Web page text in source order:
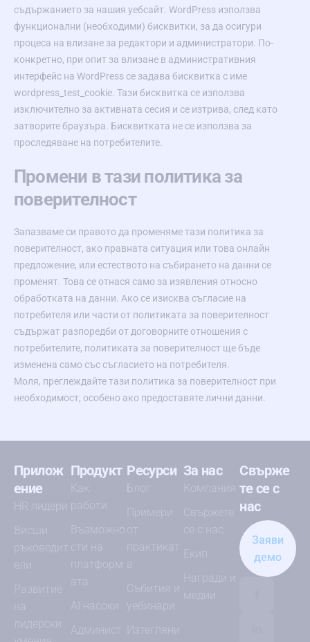
съдържанието за нашия уебсайт. WordPress използва
функционални (необходими) бисквитки, за да осигури
процеса на влизане за редактори и администратори. По-
конкретно, при опит за влизане в административния
интерфейс на WordPress се задава бисквитка с име
wordpress_test_cookie. Тази бисквитка се използва
изключително за активната сесия и се изтрива, след като
затворите браузъра. Бисквитката не се използва за
проследяване на потребителите.
Промени в тази политика за
поверителност
Запазваме си правото да променяме тази политика за
поверителност, ако правната ситуация или това онлайн
предложение, или естеството на събирането на данни се
променят. Това се отнася само за изявления относно
обработката на данни. Ако се изисква съгласие на
потребителя или части от политиката за поверителност
съдържат разпоредби от договорните отношения с
потребителите, политиката за поверителност ще бъде
изменена само със съгласието на потребителя.
Моля, преглеждайте тази политика за поверителност при
необходимост, особено ако предоставяте лични данни.
Прилож
ение
HR лидери
Висши
ръководит
ели
Развитие
на
лидерски
Продукт
Как
работи
Възможно
сти на
платформ
ата
AI насоки
Админист
Ресурси
Блог
Примери
от
практикат
а
Събития и
уебинари
Изтегляни
За нас
Компания
Свържете
се с нас
Екип
Награди и
медии
Свърже
те се с
нас
Заяви
демо